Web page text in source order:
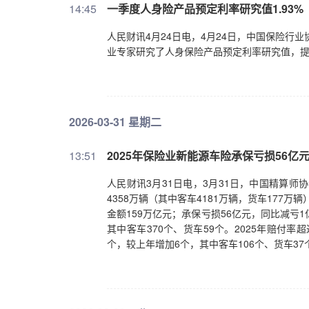
14:45 一季度人身险产品预定利率研究值1.93%
人民财讯4月24日电，4月24日，中国保险行
业专家研究了人身保险产品预定利率研究值，
2026-03-31 星期二
13:51 2025年保险业新能源车险承保亏损56亿
人民财讯3月31日电，3月31日，中国精算师
4358万辆（其中客车4181万辆，货车177万
金额159万亿元；承保亏损56亿元，同比减亏
其中客车370个、货车59个。2025年赔付率
个，较上年增加6个，其中客车106个、货车37